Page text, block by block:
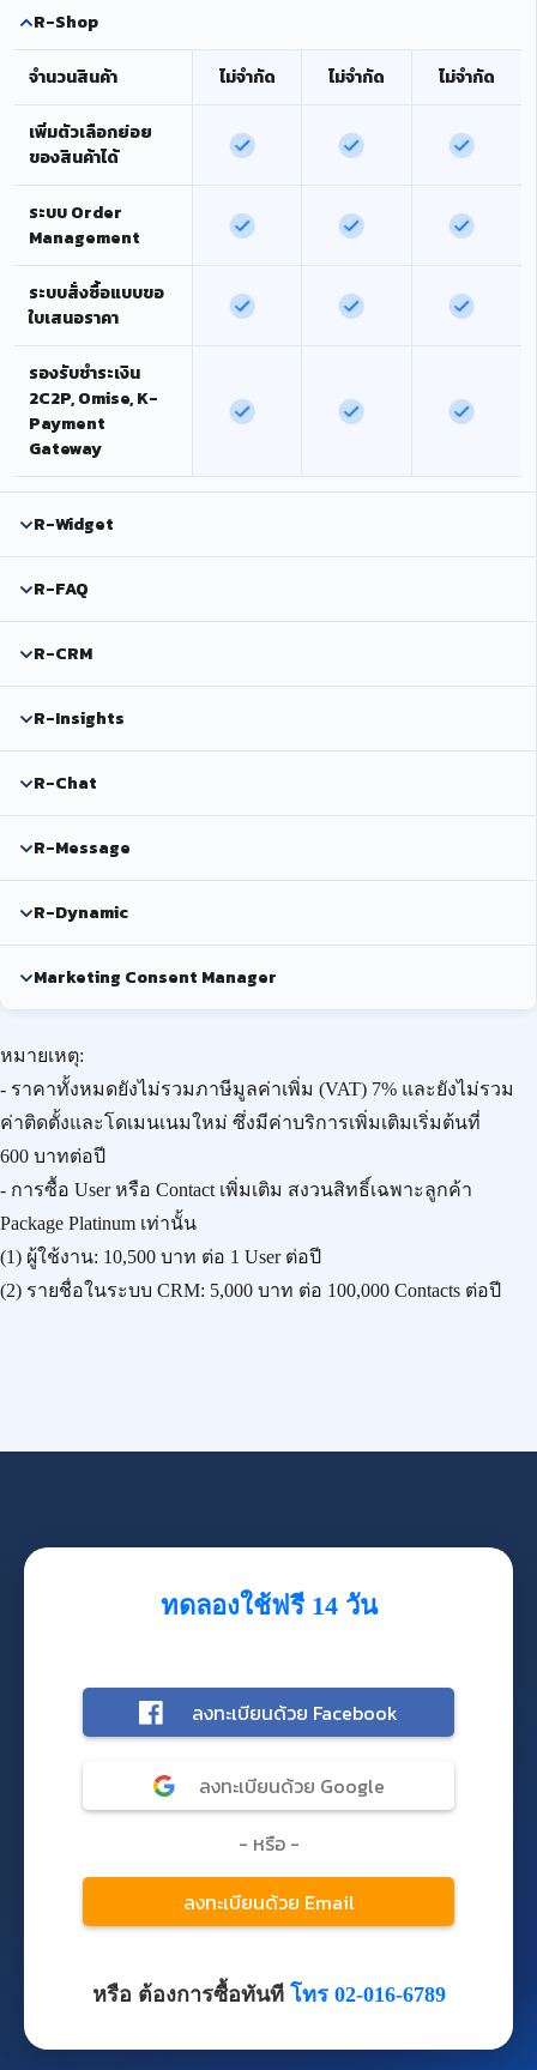
R-Shop
จำนวนสินค้า ไม่จำกัด ไม่จำกัด ไม่จำกัด
เพิ่มตัวเลือกย่อย
ของสินค้าได้
ระบบ Order
Management
ระบบสั่งซื้อแบบขอ
ใบเสนอราคา
รองรับชำระเงิน
2C2P, Omise, K-
Payment
Gateway
R-Widget
R-FAQ
R-CRM
R-Insights
R-Chat
R-Message
R-Dynamic
Marketing Consent Manager
หมายเหตุ:
- ราคาทั้งหมดยังไม่รวมภาษีมูลค่าเพิ่ม (VAT) 7% และยังไม่รวม
ค่าติดตั้งและโดเมนเนมใหม่ ซึ่งมีค่าบริการเพิ่มเติมเริ่มต้นที่
600 บาทต่อปี
- การซื้อ User หรือ Contact เพิ่มเติม สงวนสิทธิ์เฉพาะลูกค้า
Package Platinum เท่านั้น
(1) ผู้ใช้งาน: 10,500 บาท ต่อ 1 User ต่อปี
(2) รายชื่อในระบบ CRM: 5,000 บาท ต่อ 100,000 Contacts ต่อปี
ทดลองใช้ฟรี 14 วัน
หรือ ต้องการซื้อทันที โทร 02-016-6789